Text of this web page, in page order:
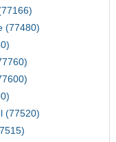
(77480)
(77520)